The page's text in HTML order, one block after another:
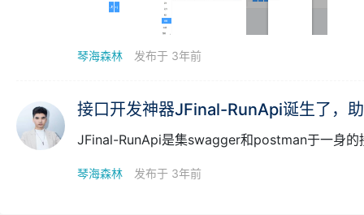
琴海森林 发布于 3年前
接口开发神器JFinal-RunApi诞生了，
JFinal-RunApi是集swagger和postman于一身的